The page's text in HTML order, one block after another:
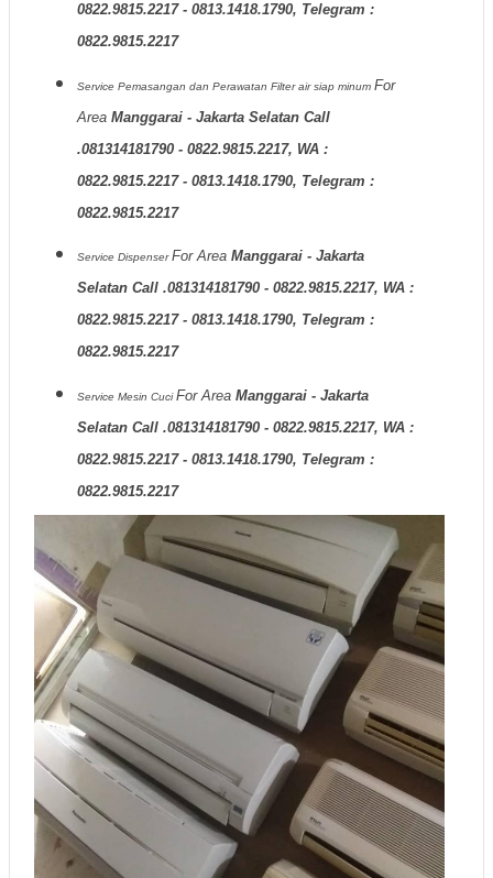
0822.9815.2217 - 0813.1418.1790, Telegram :
0822.9815.2217
Service Pemasangan dan Perawatan Filter air siap minum For
Area Manggarai - Jakarta Selatan Call
.081314181790 - 0822.9815.2217, WA :
0822.9815.2217 - 0813.1418.1790, Telegram :
0822.9815.2217
Service DispenserFor Area Manggarai - Jakarta
Selatan Call .081314181790 - 0822.9815.2217, WA :
0822.9815.2217 - 0813.1418.1790, Telegram :
0822.9815.2217
Service Mesin CuciFor Area Manggarai - Jakarta
Selatan Call .081314181790 - 0822.9815.2217, WA :
0822.9815.2217 - 0813.1418.1790, Telegram :
0822.9815.2217